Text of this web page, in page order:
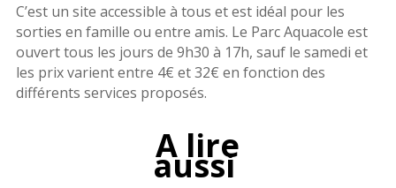
C’est un site accessible à tous et est idéal pour les
sorties en famille ou entre amis. Le Parc Aquacole est
ouvert tous les jours de 9h30 à 17h, sauf le samedi et
les prix varient entre 4€ et 32€ en fonction des
différents services proposés.
A lire
aussi